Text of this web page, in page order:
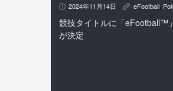
P 2024年11月14日 K eFootball
競技タイトルに「eFootball™
が決定